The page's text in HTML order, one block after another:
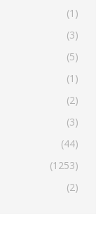
(1)
(3)
(5)
(1)
(2)
(3)
(44)
(1253)
(2)